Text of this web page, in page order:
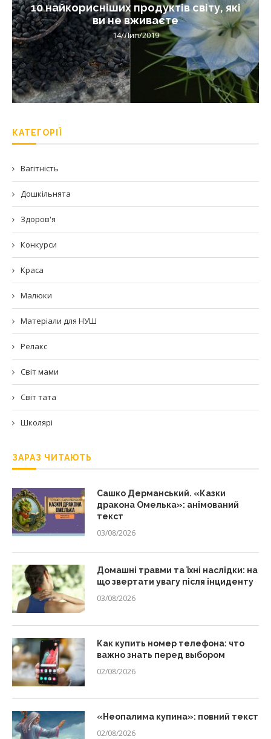
10 найкорисніших продуктів світу, які
ви не вживаєте
14/Лип/2019
КАТЕГОРІЇ
Вагітність
Дошкільнята
Здоров'я
Конкурси
Краса
Малюки
Матеріали для НУШ
Релакс
Світ мами
Світ тата
Школярі
ЗАРАЗ ЧИТАЮТЬ
Сашко Дерманський. «Казки
дракона Омелька»: анімований
текст
03/08/2026
Домашні травми та їхні наслідки: на
що звертати увагу після інциденту
03/08/2026
Как купить номер телефона: что
важно знать перед выбором
02/08/2026
«Неопалима купина»: повний текст
02/08/2026